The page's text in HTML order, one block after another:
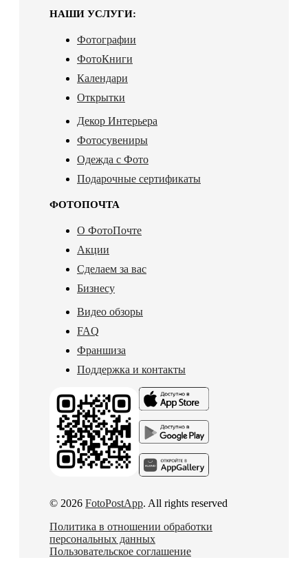
НАШИ УСЛУГИ:
Фотографии
ФотоКниги
Календари
Открытки
Декор Интерьера
Фотосувениры
Одежда с Фото
Подарочные сертификаты
ФОТОПОЧТА
О ФотоПочте
Акции
Сделаем за вас
Бизнесу
Видео обзоры
FAQ
Франшиза
Поддержка и контакты
© 2026 FotoPostApp. All rights reserved
Политика в отношении обработки
персональных данных
Пользовательское соглашение